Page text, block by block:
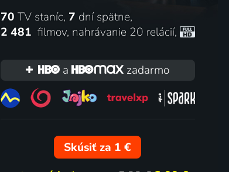
70 TV staníc, 7 dní spätne,
2 481 filmov, nahrávanie 20 relácií,
a zadarmo
Skúsiť za 1 €